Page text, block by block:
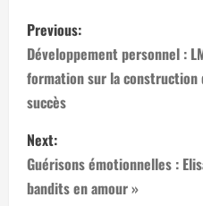
P
o
s
t
n
Previous:
Développement personnel :
formation sur la construction
succès
Next:
Guérisons émotionnelles :
bandits en amour »